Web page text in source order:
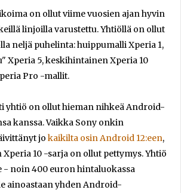
on ollut viime vuosien ajan hyvin
linjoilla varustettu. Yhtiöllä on ollut
neljä puhelinta: huippumalli Xperia 1,
Xperia 5, keskihintainen Xperia 10
Pro -mallit.
yhtiö on ollut hieman nihkeä Android-
kanssa. Vaikka Sony onkin
jo kaikilta osin Android 12:een,
10 -sarja on ollut pettymys. Yhtiö
- noin 400 euron hintaluokassa
ainoastaan yhden Android-